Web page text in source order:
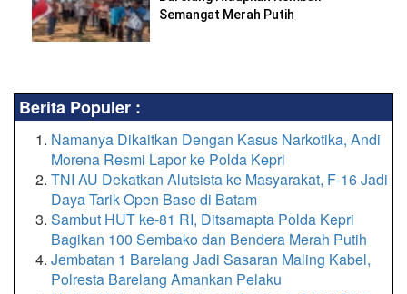
Semangat Merah Putih
Berita Populer :
Namanya Dikaitkan Dengan Kasus Narkotika, Andi
Morena Resmi Lapor ke Polda Kepri
TNI AU Dekatkan Alutsista ke Masyarakat, F-16 Jadi
Daya Tarik Open Base di Batam
Sambut HUT ke-81 RI, Ditsamapta Polda Kepri
Bagikan 100 Sembako dan Bendera Merah Putih
Jembatan 1 Barelang Jadi Sasaran Maling Kabel,
Polresta Barelang Amankan Pelaku